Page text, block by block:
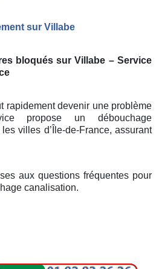
sur Villabe
bloqués sur Villabe – Service
rapidement devenir une problème
propose un débouchage
villes d’Île-de-France, assurant
aux questions fréquentes pour
canalisation.